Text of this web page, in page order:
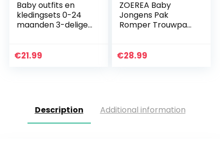
Baby outfits en
kledingsets 0-24
maanden 3-delige
capuchon +
€21.99
ZOEREA Baby
Jongens Pak
Romper Trouwpak
Button Banket Pak
€28.99
Description Additional information